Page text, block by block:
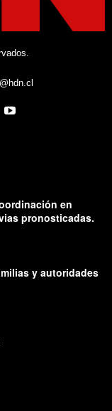
en
pronosticadas.
y autoridades